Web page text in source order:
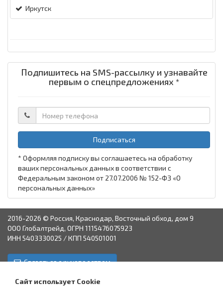
Иркутск
Подпишитесь на SMS-рассылку и узнавайте
первым о спецпредложениях *
Подписаться
* Оформляя подписку вы соглашаетесь на обработку
ваших персональных данных в соответствии с
Федеральным законом от 27.07.2006 № 152-ФЗ «О
персональных данных»
2016-2026 © Россия, Краснодар, Восточный обход, дом 9
ООО Глобалтрейд, ОГРН 1115476075923
ИНН 5403330025 / КПП 540501001
Связаться с руководством
Сайт использует Cookie